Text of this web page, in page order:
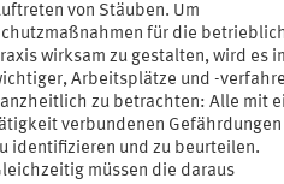
von Stäuben. Um
für die
wirksam zu gestalten, wird es
Arbeitsplätze und -
zu betrachten: Alle mit
verbundenen
identifizieren und zu beurteilen.
müssen die daraus